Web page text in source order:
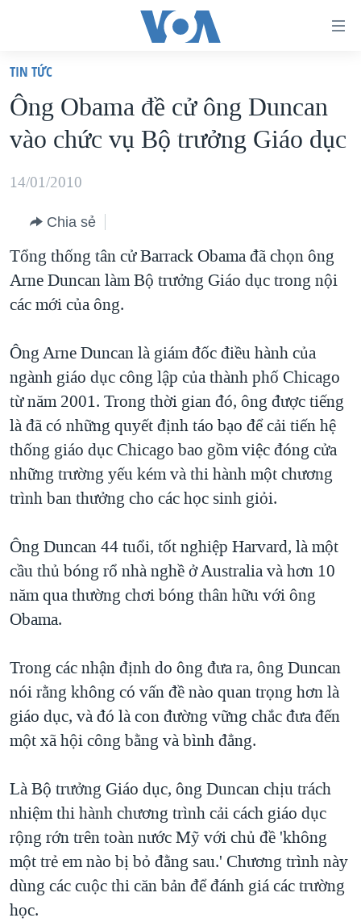
truy
cập
Tới
dung
chính
điều
hướng
chính
tới
"Tìm"
TRANG CHỦ
VIỆT NAM
HOA KỲ
BIỂN ĐÔNG
BLOG
DIỄN ĐÀN
MỤC
VẠCH TRẦN TIN GIẢ
NGƯỜI VIỆT HẢI NGOẠI
ĐỜI SỐNG
KHOA HỌC
SỨC KHOẺ
THỂ THAO
CHIẾN TRANH THƯƠNG MẠI CỦA MỸ: QUÁ KHỨ VÀ HIỆN
TẠI
HÀNH TRÌNH BẦU CỬ 2024
MỘT NĂM CHIẾN TRANH TẠI DẢI GAZA
GIẢI MÃ VÀNH ĐAI & CON ĐƯỜNG
NGÀY TỊ NẠN THẾ GIỚI
TRỊNH VĨNH BÌNH - NGƯỜI HẠ 'BÊN THẮNG CUỘC'
GROUND ZERO – XƯA VÀ NAY
CHI PHÍ CHIẾN TRANH AFGHANISTAN
CÁC GIÁ TRỊ CỘNG HÒA Ở VIỆT NAM
THƯỢNG ĐỈNH TRUMP-KIM TẠI VIỆT NAM
NGƯ DÂN VIỆT VÀ LÀN SÓNG TRỘM HẢI SÂM
BÊN KIA QUỐC LỘ: TIẾNG VỌNG TỪ NÔNG THÔN MỸ
QUAN HỆ VIỆT MỸ
HỌC TIẾNG ANH
VIDEO
NGHE
MẠNG XÃ HỘI
TIN TỨC
Ông Obama đề cử ông Duncan
vào chức vụ Bộ trưởng Giáo dục
14/01/2010
Chia sẻ
Tổng thống tân cử Barrack Obama đã chọn ông
Arne Duncan làm Bộ trưởng Giáo dục trong nội
các mới của ông.
Ông Arne Duncan là giám đốc điều hành của
ngành giáo dục công lập của thành phố Chicago
từ năm 2001. Trong thời gian đó, ông được tiếng
là đã có những quyết định táo bạo để cải tiến hệ
thống giáo dục Chicago bao gồm việc đóng cửa
những trường yếu kém và thi hành một chương
trình ban thưởng cho các học sinh giỏi.
Ông Duncan 44 tuổi, tốt nghiệp Harvard, là một
cầu thủ bóng rổ nhà nghề ở Australia và hơn 10
năm qua thường chơi bóng thân hữu với ông
Obama.
Trong các nhận định do ông đưa ra, ông Duncan
nói rằng không có vấn đề nào quan trọng hơn là
giáo dục, và đó là con đường vững chắc đưa đến
một xã hội công bằng và bình đẳng.
Là Bộ trưởng Giáo dục, ông Duncan chịu trách
nhiệm thi hành chương trình cải cách giáo dục
rộng rớn trên toàn nước Mỹ với chủ đề 'không
một trẻ em nào bị bỏ đằng sau.' Chương trình này
dùng các cuộc thi căn bản để đánh giá các trường
học.